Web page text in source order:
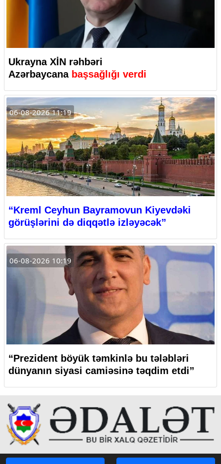
Ukrayna XİN rəhbəri
Azərbaycana başsağlığı verdi
06-08-2026 11:19
“Kreml Ceyhun Bayramovun Kiyevdəki
görüşlərini də diqqətlə izləyəcək”
06-08-2026 10:19
“Prezident böyük təmkinlə bu tələbləri
dünyanın siyasi camiəsinə təqdim etdi”